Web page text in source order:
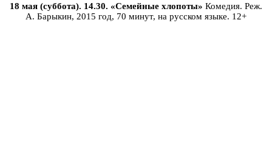
18 мая (суббота). 14.30. «Семейные хлопоты» Комедия. Реж.
А. Барыкин, 2015 год, 70 минут, на русском языке. 12+